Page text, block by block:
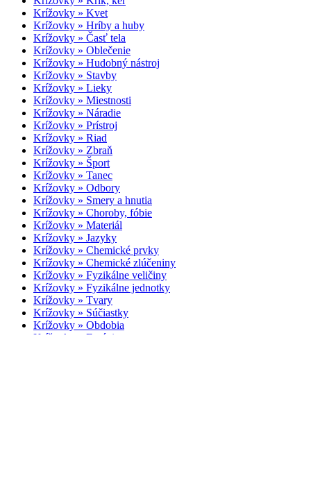
Krížovky » Kvet
Krížovky » Hríby a huby
Krížovky » Časť tela
Krížovky » Oblečenie
Krížovky » Hudobný nástroj
Krížovky » Stavby
Krížovky » Lieky
Krížovky » Miestnosti
Krížovky » Náradie
Krížovky » Prístroj
Krížovky » Riad
Krížovky » Zbraň
Krížovky » Šport
Krížovky » Tanec
Krížovky » Odbory
Krížovky » Smery a hnutia
Krížovky » Choroby, fóbie
Krížovky » Materiál
Krížovky » Jazyky
Krížovky » Chemické prvky
Krížovky » Chemické zlúčeniny
Krížovky » Fyzikálne veličiny
Krížovky » Fyzikálne jednotky
Krížovky » Tvary
Krížovky » Súčiastky
Krížovky » Obdobia
Krížovky » Emócie